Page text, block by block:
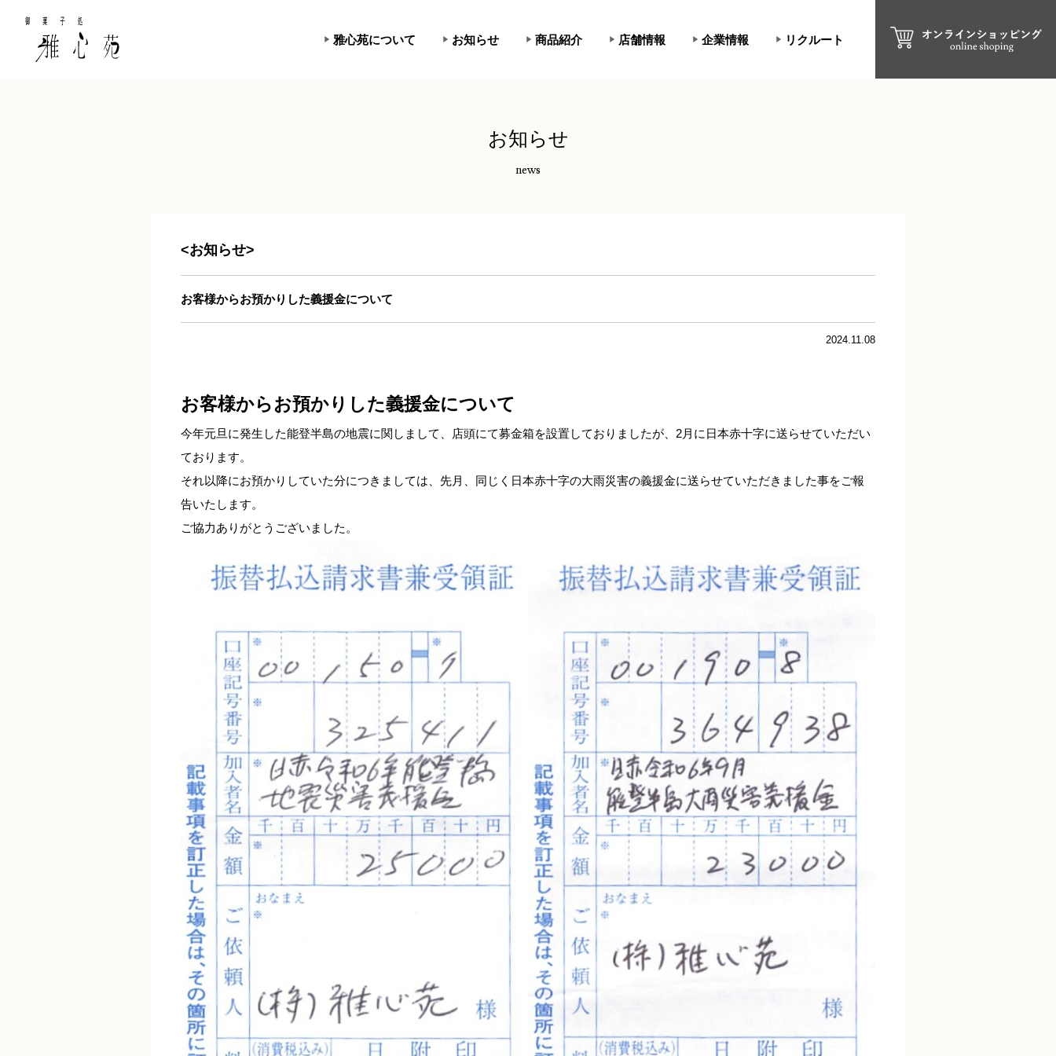
雅心苑について お知らせ 商品紹介 店舗情報 企業情報 リクルート
お知らせ
news
<お知らせ>
お客様からお預かりした義援金について
2024.11.08
お客様からお預かりした義援金について
今年元旦に発生した能登半島の地震に関しまして、店頭にて募金箱を設置しておりましたが、2月に日本赤十字に送らせていただい
ております。
それ以降にお預かりしていた分につきましては、先月、同じく日本赤十字の大雨災害の義援金に送らせていただきました事をご報
告いたします。
ご協力ありがとうございました。